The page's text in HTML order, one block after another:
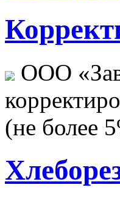
ООО
(не более